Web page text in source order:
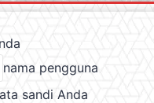
nama pengguna
sandi Anda